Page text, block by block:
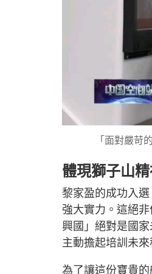
「面對嚴苛
體現獅子山
黎家盈的成功入
強大實力。這絕
興國」絕對是國
主動擔起培訓未
為了讓這份寶貴